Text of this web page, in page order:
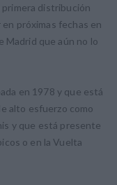
primera distribución
próximas fechas en
Madrid que aún no lo
en 1978 y que está
alto esfuerzo como
y que está presente
o en la Vuelta